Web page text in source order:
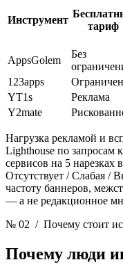
Инструмент
тариф
AppsGolem
Без
123apps
YT1s
Реклама
Y2mate
Нагрузка рекламой и
Lighthouse по запросам
сервисов на 5 нарезках
Отсутствует / Слабая /
частоту баннеров,
— а не редакционное
№ 02 / Почему стоит
Почему люди